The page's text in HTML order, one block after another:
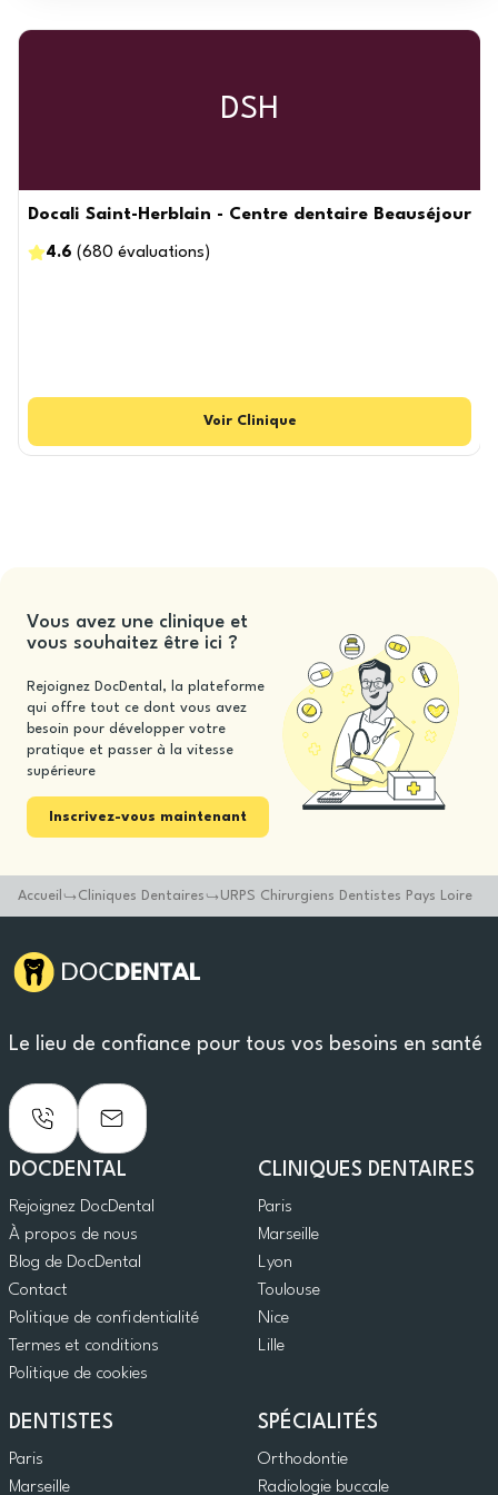
DSH
Docali Saint-Herblain - Centre dentaire Beauséjour
4.6 (680 évaluations )
Voir Clinique
Vous avez une clinique et
vous souhaitez être ici ?
Rejoignez DocDental, la plateforme
qui offre tout ce dont vous avez
besoin pour développer votre
pratique et passer à la vitesse
supérieure
Inscrivez-vous maintenant
Accueil Cliniques Dentaires URPS Chirurgiens Dentistes Pays Loire
Le lieu de confiance pour tous vos besoins en santé
DOCDENTAL
Rejoignez DocDental
À propos de nous
Blog de DocDental
Contact
Politique de confidentialité
Termes et conditions
Politique de cookies
CLINIQUES DENTAIRES
Paris
Marseille
Lyon
Toulouse
Nice
Lille
DENTISTES
Paris
Marseille
SPÉCIALITÉS
Orthodontie
Radiologie buccale